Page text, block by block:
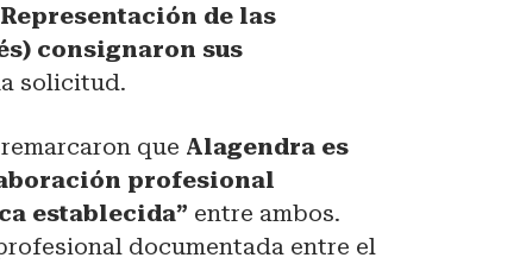
de las
consignaron sus
solicitud.
que Alagendra es
profesional
establecida” entre ambos.
documentada entre el